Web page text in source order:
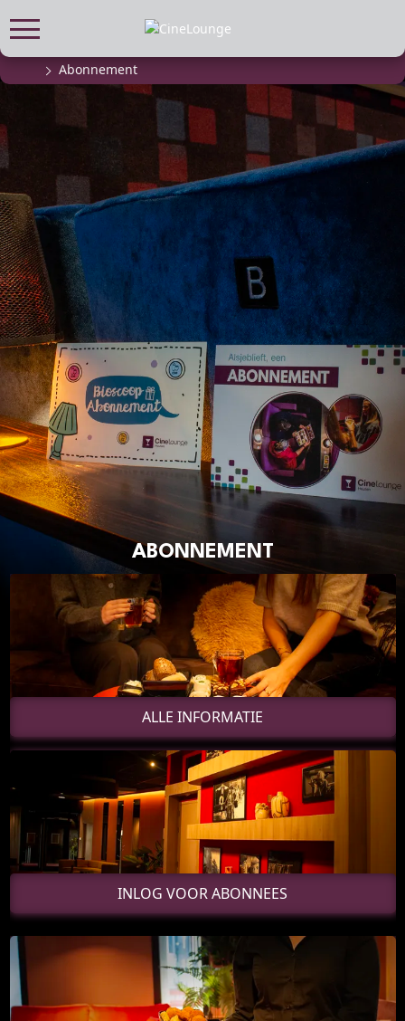
FILMPROGRAMMA
Aanmelden filmprogramma
Privébioscoop of zaalhuur
ABONNEMENT
Alle informatie
Abonnement afsluiten
Inlog voor abonnees
CADEAUTIPS
Cadeaukaart kopen
Cadeaukaart saldo
Abonnement cadeau geven
ONZE BIOSCOOP
Ons serviceconcept
Balkon en Loungebar
Eten en drinken
Vacatures
PRAKTISCH
Openingstijden
Tarieven
Abonnement
ABONNEMENT
ALLE INFORMATIE
INLOG VOOR ABONNEES